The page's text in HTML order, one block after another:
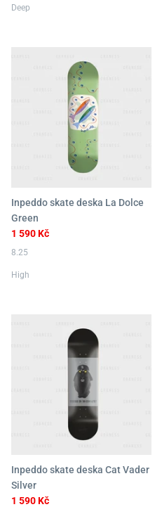
Deep
Inpeddo skate deska La Dolce
Green
1 590 Kč
8.25
High
Inpeddo skate deska Cat Vader
Silver
1 590 Kč